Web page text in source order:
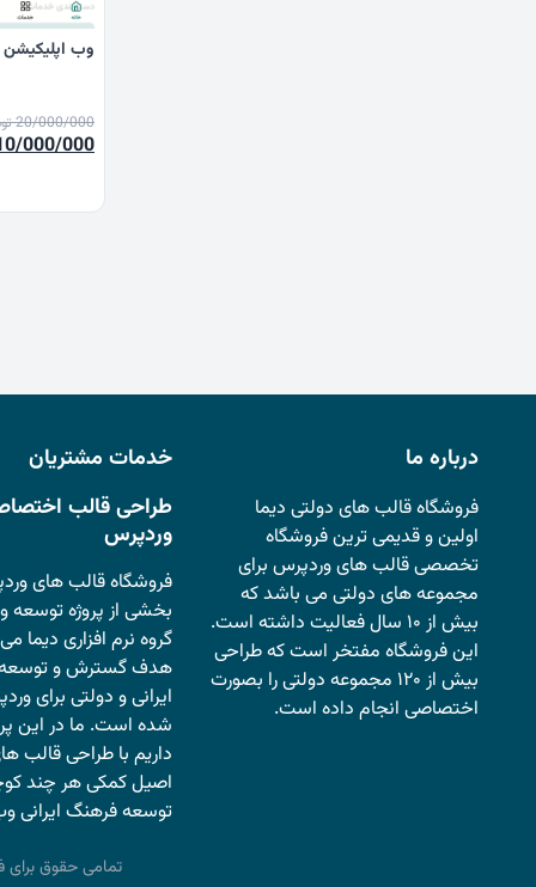
وب اپلیکیشن
20/000/000
قیمت
000/000
درباره ما
فروشگاه قالب های دولتی دیما
اولین و قدیمی ترین فروشگاه
تخصصی قالب های وردپرس برای
مجموعه های دولتی می باشد که
بیش از ۱۰ سال فعالیت داشته است.
این فروشگاه مفتخر است که طراحی
بیش از ۱۲۰ مجموعه دولتی را بصورت
اختصاصی انجام داده است.
خدمات مشتریان
طراحی قالب
وردپرس
فروشگاه قالب های
بخشی از پروژه توسعه
گروه نرم افزاری دیما
هدف گسترش و
ایرانی و دولتی برای
شده است. ما در این
داریم با طراحی قالب
اصیل کمکی هر چند
توسعه فرهنگ ایرانی
تمامی حقوق برای